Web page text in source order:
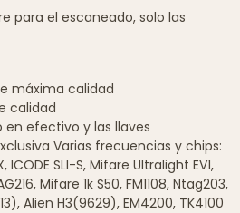
para el escaneado, solo las
máxima calidad
calidad
en efectivo y las llaves
Varias frecuencias y chips:
ICODE SLI-S, Mifare Ultralight EV1,
Mifare 1k S50, FM1108, Ntag203,
Alien H3(9629), EM4200, TK4100